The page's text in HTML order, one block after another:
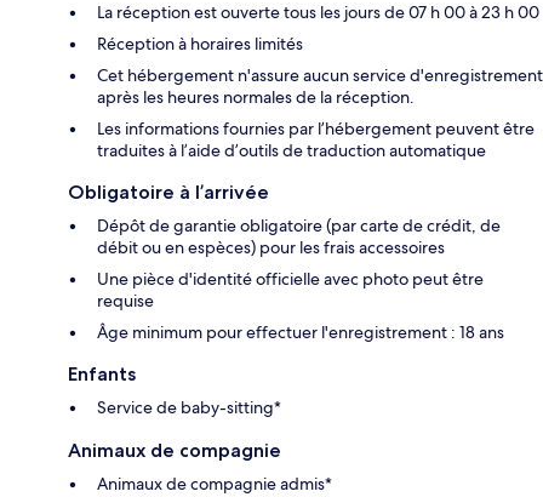
La réception est ouverte tous les jours de 07 h 00 à 23 h 00
Réception à horaires limités
Cet hébergement n'assure aucun service d'enregistrement
après les heures normales de la réception.
Les informations fournies par l’hébergement peuvent être
traduites à l’aide d’outils de traduction automatique
Obligatoire à l’arrivée
Dépôt de garantie obligatoire (par carte de crédit, de
débit ou en espèces) pour les frais accessoires
Une pièce d'identité officielle avec photo peut être
requise
Âge minimum pour effectuer l'enregistrement : 18 ans
Enfants
Service de baby-sitting*
Animaux de compagnie
Animaux de compagnie admis*